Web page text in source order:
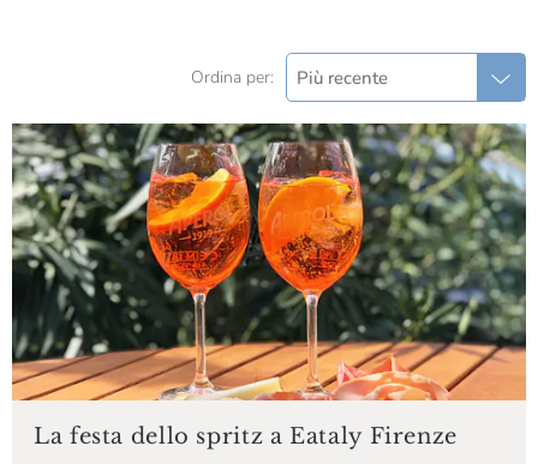
Ordina per: Più recente
La festa dello spritz a Eataly Firenze